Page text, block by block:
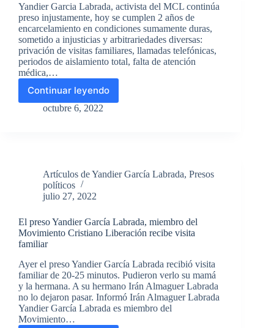
Yandier Garcia Labrada, activista del MCL continúa
preso injustamente, hoy se cumplen 2 años de
encarcelamiento en condiciones sumamente duras,
sometido a injusticias y arbitrariedades diversas:
privación de visitas familiares, llamadas telefónicas,
periodos de aislamiento total, falta de atención
médica,…
Continuar leyendo
Hoy
6
cumplen
2
años
injusto
encarcelamiento
Yandier
García
Labrada,
miembro
del
octubre 6, 2022
Artículos de Yandier García Labrada, Presos
políticos
julio 27, 2022
El preso Yandier García Labrada, miembro del
Movimiento Cristiano Liberación recibe visita
familiar
Ayer el preso Yandier García Labrada recibió visita
familiar de 20-25 minutos. Pudieron verlo su mamá
y la hermana. A su hermano Irán Almaguer Labrada
no lo dejaron pasar. Informó Irán Almaguer Labrada
Yandier García Labrada es miembro del
Movimiento…